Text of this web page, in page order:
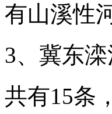
有山溪性
3、冀东滦
共有15条